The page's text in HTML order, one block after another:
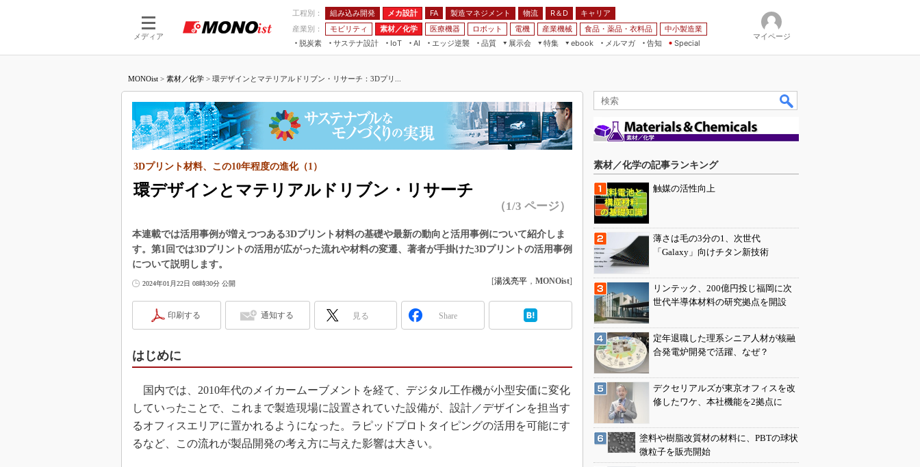
メディア
工程別： 組み込み開発 メカ設計 FA 製造マネジメント 物流 R＆D
キャリア
産業別：
モビリティ 素材／化学 医療機器 ロボット 電機 産業機械 食品・薬品・衣料品
中小製造業
脱炭素
サステナ設計
IoT
つながる工場
つながるサービス
AI
AI×設備保全
Physical AI
エッジ逆襲 品質
展示会
JIMTOF
組込み/エッジ コンピューティング
展＆IoT/5Gソリューション展
IIFES
国際ロボット展
TECHNO-FRONTIER
スマート工場EXPO
AUTOMOTIVE WORLD
産業オープンネット展
特集
5G
フィールドサービス
組み込み画像技術
Windows Embedded
車載ソフト開発
3Dプリンタ
デジタルツインとCAE
イノベーション
製造業ビッグデータ
メイドインジャパン
ebook
製造マネジメント
モビリティ
メルマガ
告知 Special
マイページ
MONOist > 素材／化学 > 環デザインとマテリアルドリブン・リサーチ：3Dプリ...
環デザインとマテリアルドリブン・リサーチ
3Dプリント材料、この10年程度の進化（1）
（1/3 ページ）
本連載では活用事例が増えつつある3Dプリント材料の基礎や最新の動向と活用事例について紹介しま
す。第1回では3Dプリントの活用が広がった流れや材料の変遷、著者が手掛けた3Dプリントの活用事例
について説明します。
2024年01月22日 08時30分 公開 [湯浅亮平 ， MONOist]
印刷する 通知する 見る Share
はじめに
国内では、2010年代のメイカームーブメントを経て、デジタル工作機が小型安価に変化
していったことで、これまで製造現場に設置されていた設備が、設計／デザインを担当す
るオフィスエリアに置かれるようになった。ラピッドプロトタイピングの活用を可能にす
るなど、この流れが製品開発の考え方に与えた影響は大きい。
素材／化学の記事ランキング
触媒の活性向上
薄さは毛の3分の1、次世代
「Galaxy」向けチタン新技術
リンテック、200億円投じ福岡に次
世代半導体材料の研究拠点を開設
定年退職した理系シニア人材が核融
合発電炉開発で活躍、なぜ？
デクセリアルズが東京オフィスを改
修したワケ、本社機能を2拠点に
塗料や樹脂改質材の材料に、PBTの球状
微粒子を販売開始